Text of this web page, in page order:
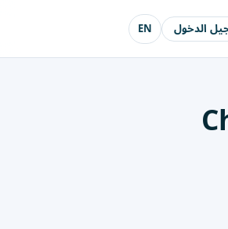
الدخول EN